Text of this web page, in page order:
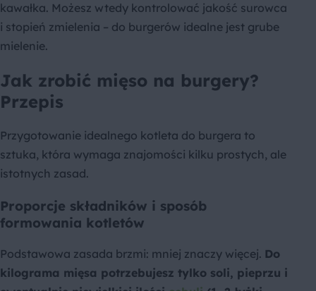
kawałka. Możesz wtedy kontrolować jakość surowca
i stopień zmielenia – do burgerów idealne jest grube
mielenie.
Jak zrobić mięso na burgery?
Przepis
Przygotowanie idealnego kotleta do burgera to
sztuka, która wymaga znajomości kilku prostych, ale
istotnych zasad.
Proporcje składników i sposób
formowania kotletów
Podstawowa zasada brzmi: mniej znaczy więcej. Do
kilograma mięsa potrzebujesz tylko soli, pieprzu i